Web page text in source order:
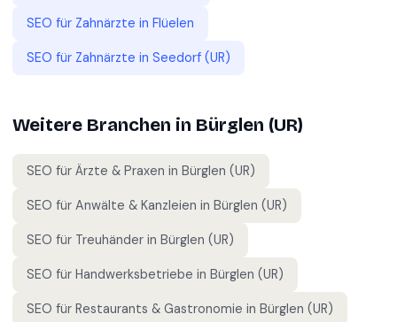
SEO für Zahnärzte in Flüelen
SEO für Zahnärzte in Seedorf (UR)
Weitere Branchen in Bürglen (UR)
SEO für Ärzte & Praxen in Bürglen (UR)
SEO für Anwälte & Kanzleien in Bürglen (UR)
SEO für Treuhänder in Bürglen (UR)
SEO für Handwerksbetriebe in Bürglen (UR)
SEO für Restaurants & Gastronomie in Bürglen (UR)